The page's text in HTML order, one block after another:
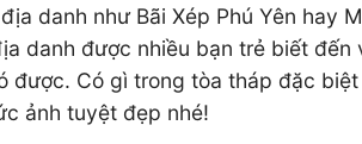
danh như Bãi Xép Phú Yên hay
danh được nhiều bạn trẻ biết
Có gì trong tòa tháp đặc
ảnh tuyệt đẹp nhé!